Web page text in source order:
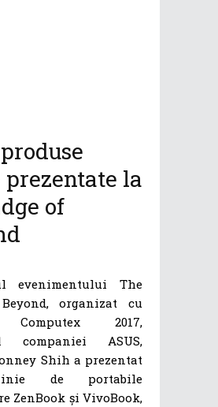
prezentate la
of
evenimentului The
organizat cu
2017,
companiei ASUS,
Shih a prezentat
de portabile
ZenBook și VivoBook,